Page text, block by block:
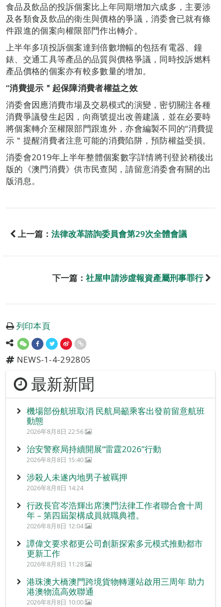
食品及飲品的投訴個案比上年同期增加六成多，主要涉
及各類食及飲品的衛生與價格的爭議，消委會已就有條
件跟進的個案向權限部門作出轉介。
上半年多項投訴個案達到倍數增幅的包括有電器、鐘
錶、交通工具等產品的品質與價格爭議，同時投訴燃料
產品價格的個案亦有較多數量的增加。
“消費提示＂起保障消費者權益之效
消委會因應消費市場及交易模式的演變，密切關注各種
消費爭議發生起因，向商號提出改善建議，並在必要時
將個案轉介至權限部門跟進外，亦會編製不同的“消費提
示＂提醒消費者注意可能的消費陷阱，預防權益受損。
消委會2019年上半年整體個案數字詳情將刊登於稍後出
版的《澳門消費》供市民查閱，請留意消委會有關的出
版消息。
上一篇： 法律改革諮詢委員會第29次全體會議
下一篇： 社屋申請涉虛報資產屬刑事罪行
列印本頁
NEWS-1-4-292805
最新新聞
機場部份航班取消 民航局籲乘客出發前留意航班
動態
2026年8月8日 22:56
治安警察局持續開展“雷霆2026”行動
2026年8月8日 15:40
涉殺人未遂內地男子被羈押
2026年8月8日 14:24
行政長官岑浩輝出席澳門法律工作者聯合會十周
年 – 第四屆架構成員就職典禮。
2026年8月8日 12:04
譚偉文要求都更公司創新探索多元模式推動都市
更新工作
2026年8月8日 11:28
港珠澳大橋澳門跨境貨物轉運站啟用三周年 助力
港澳物流高效聯通
2026年8月8日 10:00